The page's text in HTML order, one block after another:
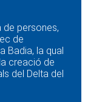
de persones,
de
Badia, la qual
creació de
del Delta del